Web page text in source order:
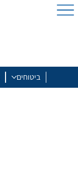
ביטוחים